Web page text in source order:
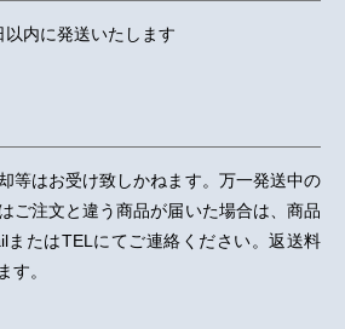
内に発送いたします
等はお受け致しかねます。万一発送中の
ご注文と違う商品が届いた場合は、商品
またはTELにてご連絡ください。返送料
す。